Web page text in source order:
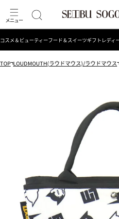
コスメ＆ビューティーフード＆スイーツギフト レディ
TOP LOUDMOUTH(ラウドマウス)/ラウドマウス